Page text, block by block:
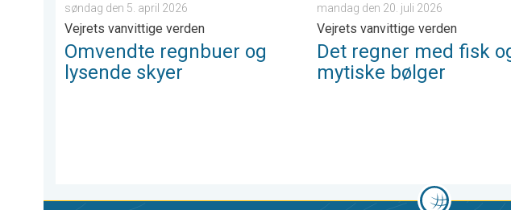
søndag den 5. april 2026
Vejrets vanvittige verden
Omvendte regnbuer og
lysende skyer
mandag den 20. juli 2026
Vejrets vanvittige verden
Det regner med fisk
mytiske bølger